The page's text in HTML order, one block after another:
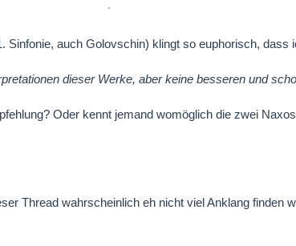
Sinfonie, auch Golovschin) klingt so euphorisch, dass
dieser Werke, aber keine besseren und
Oder kennt jemand womöglich die zwei
Thread wahrscheinlich eh nicht viel Anklang finden